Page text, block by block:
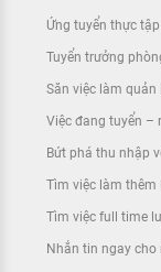
Ứng tuyển thực
Tuyển trưởng
Săn việc làm quản
Việc đang tuyển –
Bứt phá thu nhập
Tìm việc làm
Tìm việc full time
Nhắn tin ngay cho